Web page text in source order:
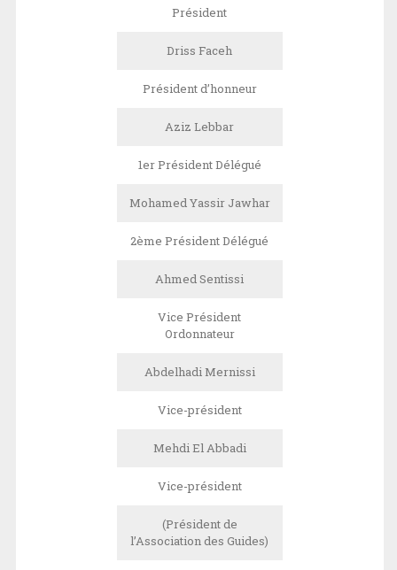
Président
Driss Faceh
Président d’honneur
Aziz Lebbar
1er Président Délégué
Mohamed Yassir Jawhar
2ème Président Délégué
Ahmed Sentissi
Vice Président
Ordonnateur
Abdelhadi Mernissi
Vice-président
Mehdi El Abbadi
Vice-président
(Président de
l’Association des Guides)